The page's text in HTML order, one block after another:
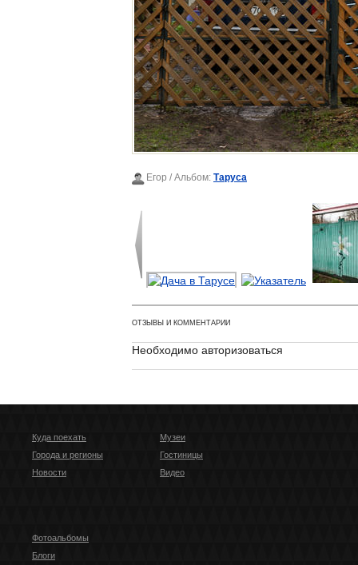
Егор / Альбом: Таруса
ОТЗЫВЫ И КОММЕНТАРИИ
Необходимо авторизоваться
Куда поехать
Города и регионы
Новости
Музеи
Гостиницы
Видео
Фотоальбомы
Блоги